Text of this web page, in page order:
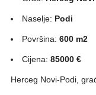
Naselje: Podi
Površina:600 m2
Cijena:85000 €
Herceg Novi-Podi,